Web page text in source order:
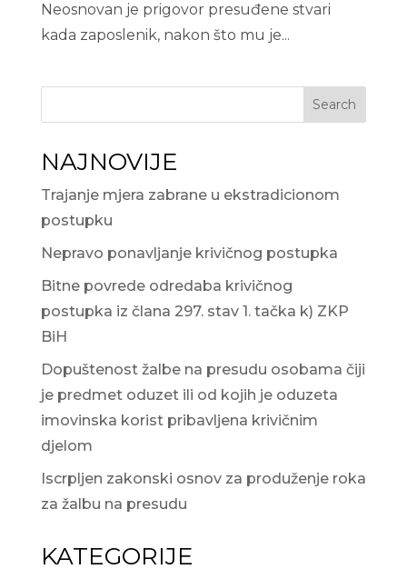
Neosnovan je prigovor presuđene stvari
kada zaposlenik, nakon što mu je...
Search
NAJNOVIJE
Trajanje mjera zabrane u ekstradicionom
postupku
Nepravo ponavljanje krivičnog postupka
Bitne povrede odredaba krivičnog
postupka iz člana 297. stav 1. tačka k) ZKP
BiH
Dopuštenost žalbe na presudu osobama čiji
je predmet oduzet ili od kojih je oduzeta
imovinska korist pribavljena krivičnim
djelom
Iscrpljen zakonski osnov za produženje roka
za žalbu na presudu
KATEGORIJE